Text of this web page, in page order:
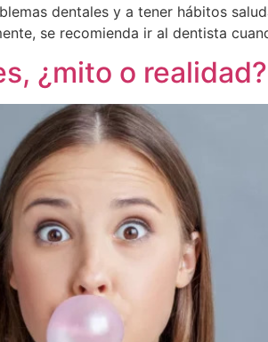
dentales y a tener hábitos
se recomienda ir al dentista
¿mito o realidad?